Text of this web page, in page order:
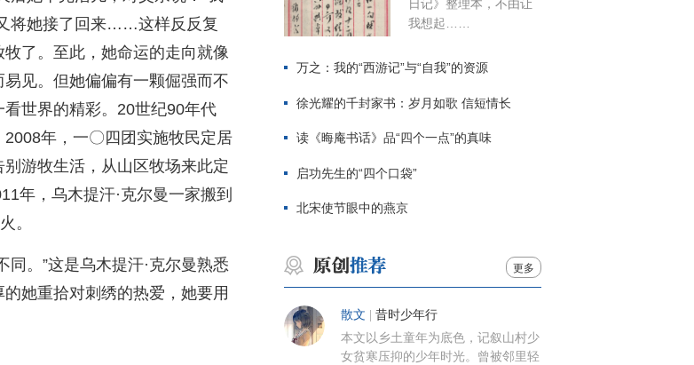
将她接了回来……这样反反复
了。至此，她命运的走向就像
见。但她偏偏有一颗倔强而不
世界的精彩。20世纪90年代
年，一〇四团实施牧民定居
游牧生活，从山区牧场来此定
年，乌木提汗·克尔曼一家搬到
。
。”这是乌木提汗·克尔曼熟悉
她重拾对刺绣的热爱，她要用
日记》整理本，不由让
我想起……
万之：我的“西游记”与“自我”的资源
徐光耀的千封家书：岁月如歌 信短情长
读《晦庵书话》品“四个一点”的真味
启功先生的“四个口袋”
北宋使节眼中的燕京
更多
散文 昔时少年行
本文以乡土童年为底色，记叙山村少
女贫寒压抑的少年时光。曾被邻里轻